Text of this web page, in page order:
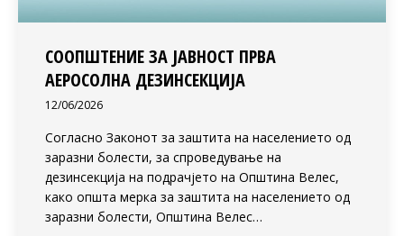
СООПШТЕНИЕ ЗА ЈАВНОСТ ПРВА
АЕРОСОЛНА ДЕЗИНСЕКЦИЈА
12/06/2026
Согласно Законот за заштита на населението од
заразни болести, за спроведување на
дезинсекција на подрачјето на Општина Велес,
како општа мерка за заштита на населението од
заразни болести, Општина Велес…